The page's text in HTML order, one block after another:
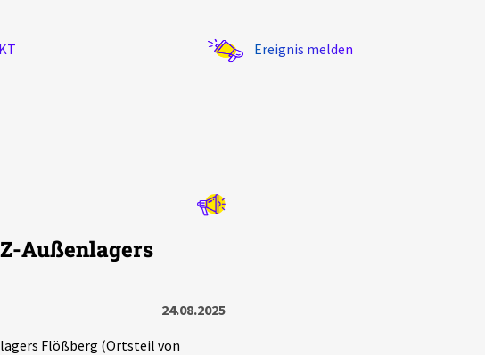
Ereignis melden
Außenlagers
24.08.2025
Flößberg (Ortsteil von